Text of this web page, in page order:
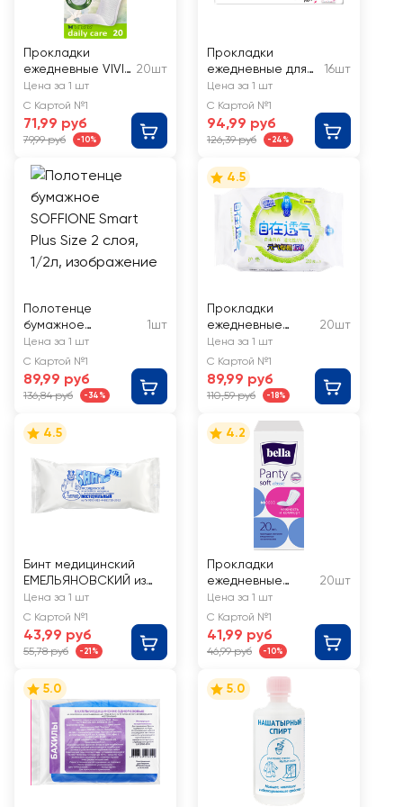
Прокладки
ежедневные VIVI
Daily Care
20шт
Цена за 1 шт
С Картой №1
71,99 руб
79,99 руб -10%
Прокладки
ежедневные для
девочек KOTEX
Янг
16шт
Цена за 1 шт
С Картой №1
94,99 руб
126,39 руб -24%
Полотенце
бумажное
SOFFIONE Smart
Plus Size 2 слоя,
1/2л
1шт
Цена за 1 шт
С Картой №1
89,99 руб
136,84 руб -34%
4.5
Прокладки
ежедневные
GLORY GIRL
Super soft
20шт
Цена за 1 шт
С Картой №1
89,99 руб
110,59 руб -18%
4.5
Бинт медицинский
ЕМЕЛЬЯНОВСКИЙ из
нетканого материала
с неосыпающимися
краями нестерильная,
7мх14см
Цена за 1 шт
С Картой №1
43,99 руб
55,78 руб -21%
4.2
Прокладки
ежедневные
BELLA Panty Soft
classic
20шт
Цена за 1 шт
С Картой №1
41,99 руб
46,99 руб -10%
5.0 5.0